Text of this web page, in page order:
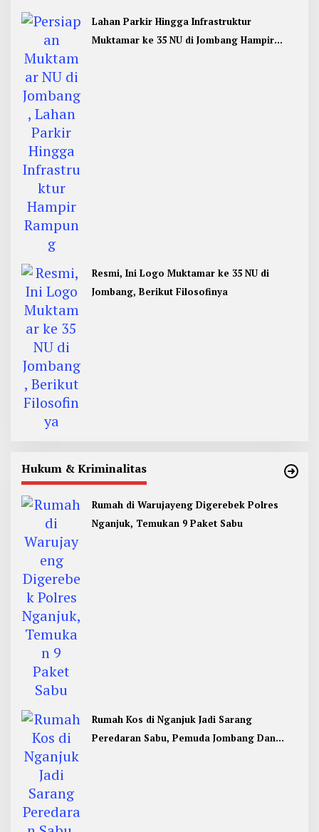
Lahan Parkir Hingga Infrastruktur
Muktamar ke 35 NU di Jombang Hampir
Resmi, Ini Logo Muktamar ke 35 NU di
Jombang, Berikut Filosofinya
Hukum & Kriminalitas
Rumah di Warujayeng Digerebek Polres
Nganjuk, Temukan 9 Paket Sabu
Rumah Kos di Nganjuk Jadi Sarang
Peredaran Sabu, Pemuda Jombang Dan